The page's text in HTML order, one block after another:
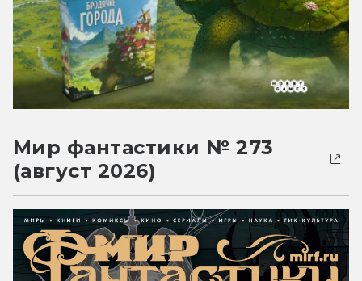
Мир фантастики № 273
(август 2026)